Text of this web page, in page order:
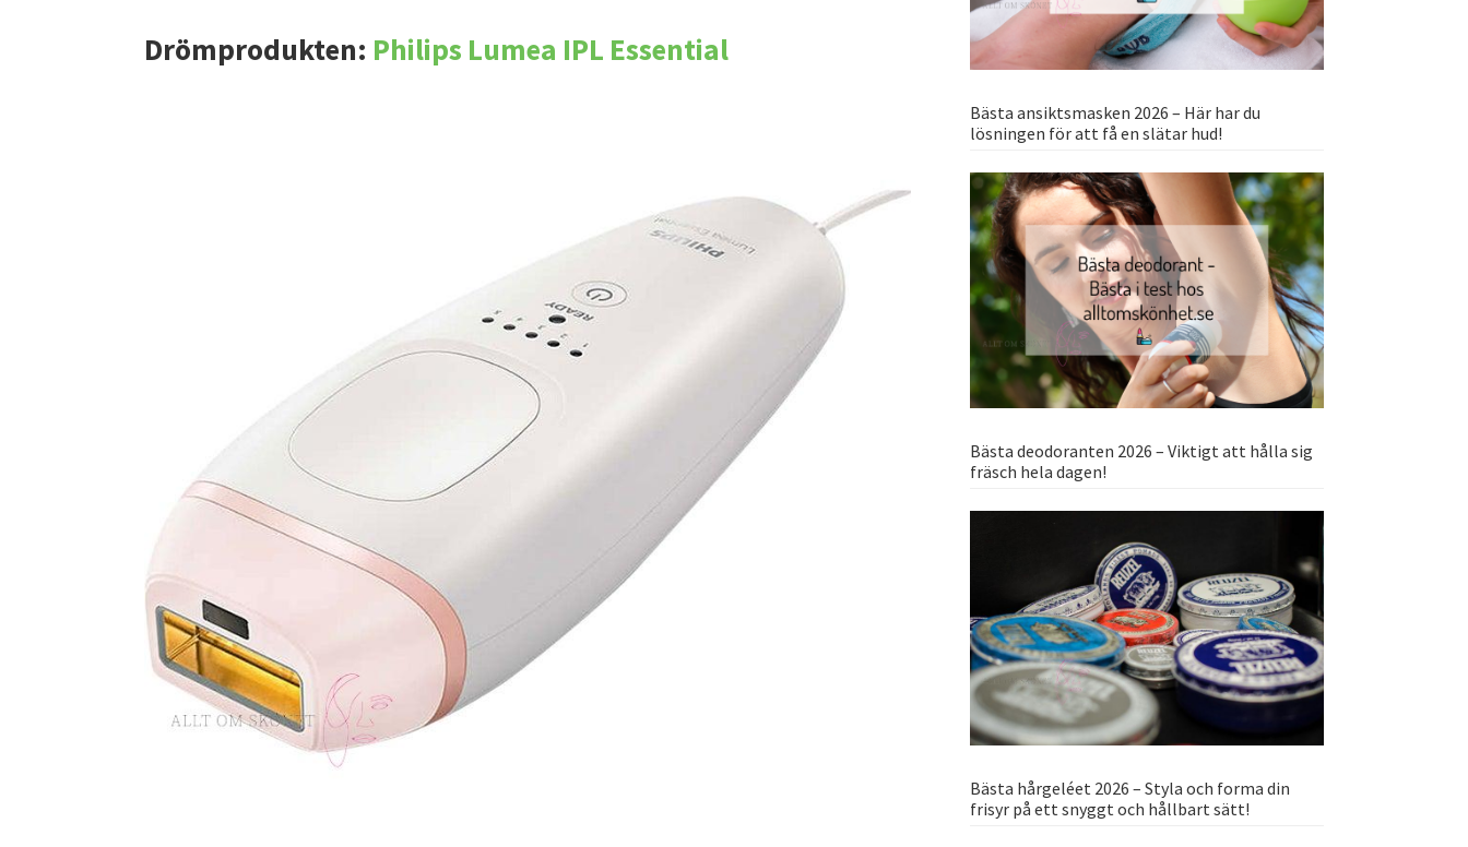
Drömprodukten: Philips Lumea IPL Essential
Bästa ansiktsmasken 2026 – Här har du
lösningen för att få en slätar hud!
Bästa deodoranten 2026 – Viktigt att hålla sig
fräsch hela dagen!
Bästa hårgeléet 2026 – Styla och forma din
frisyr på ett snyggt och hållbart sätt!